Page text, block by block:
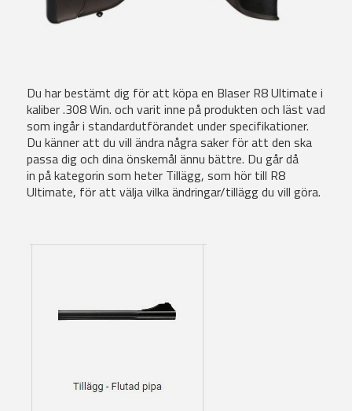
Du har bestämt dig för att köpa en Blaser R8 Ultimate i
kaliber .308 Win. och varit inne på produkten och läst vad
som ingår i standardutförandet under specifikationer.
Du känner att du vill ändra några saker för att den ska
passa dig och dina önskemål ännu bättre. Du går då
in på kategorin som heter Tillägg, som hör till R8
Ultimate, för att välja vilka ändringar/tillägg du vill göra.